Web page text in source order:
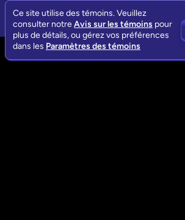
Ce site utilise des témoins. Veuillez
consulter notreAvis sur les témoins pour
plus de détails, ou gérez vos préférences
dans les Paramètres des témoins